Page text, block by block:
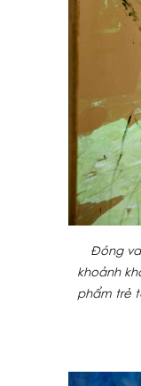
Đóng
khoảnh
phẩm trẻ